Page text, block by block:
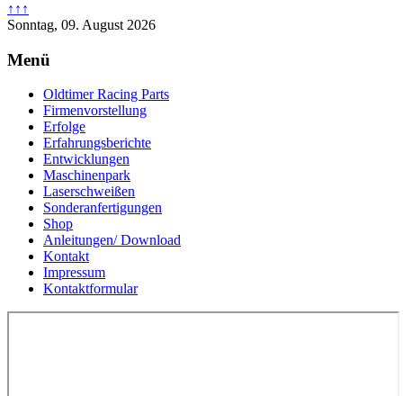
↑↑↑
Sonntag, 09. August 2026
Menü
Oldtimer Racing Parts
Firmenvorstellung
Erfolge
Erfahrungsberichte
Entwicklungen
Maschinenpark
Laserschweißen
Sonderanfertigungen
Shop
Anleitungen/ Download
Kontakt
Impressum
Kontaktformular